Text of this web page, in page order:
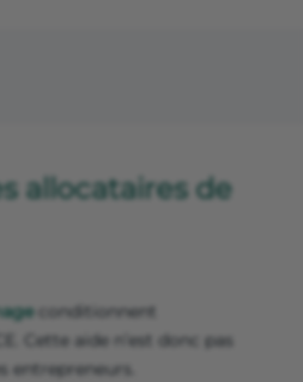
allocataires de
conditionnent
Cette aide n’est donc pas
entrepreneurs.